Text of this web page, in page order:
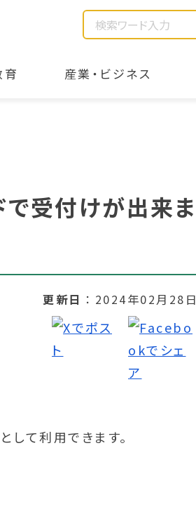
育 産業・ビジネス
受付けが出来ま
更新日 2024年02月28日
て利用できます。